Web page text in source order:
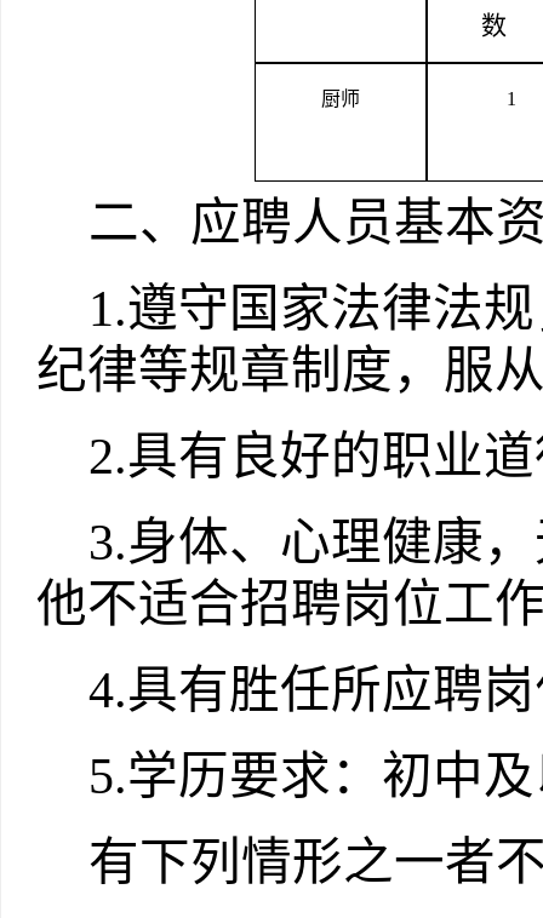
数
厨师 1
二、应聘人员基本
1.遵守国家法律法
纪律等规章制度，服
2.具有良好的职业
3.身体、心理健康
他不适合招聘岗位工
4.具有胜任所应聘
5.学历要求：初中
有下列情形之一者